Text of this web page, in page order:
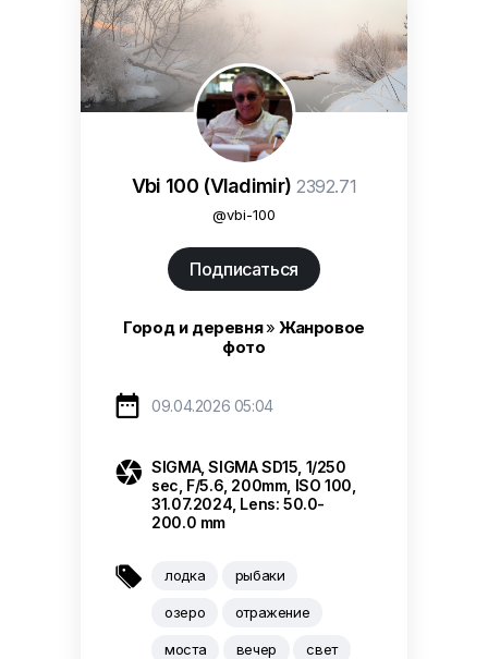
Vbi 100 (Vladimir) 2392.71
@vbi-100
Подписаться
Город и деревня»Жанровое
фото
 09.04.2026 05:04
 SIGMA,SIGMA SD15 1/250
sec F/5.6 200mm, ISO 100
31.07.2024 Lens: 50.0-
200.0 mm
 лодка рыбаки
озеро отражение
моста вечер свет